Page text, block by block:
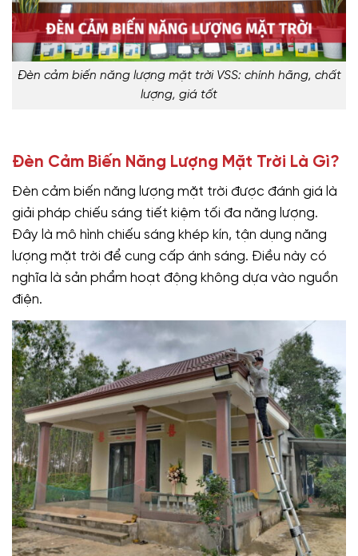
Đèn cảm biến năng lượng mặt trời VSS: chính hãng, chất
lượng, giá tốt
Đèn Cảm Biến Năng Lượng Mặt Trời Là Gì?
Đèn cảm biến năng lượng mặt trời được đánh giá là
giải pháp chiếu sáng tiết kiệm tối đa năng lượng.
Đây là mô hình chiếu sáng khép kín, tận dụng năng
lượng mặt trời để cung cấp ánh sáng. Điều này có
nghĩa là sản phẩm hoạt động không dựa vào nguồn
điện.